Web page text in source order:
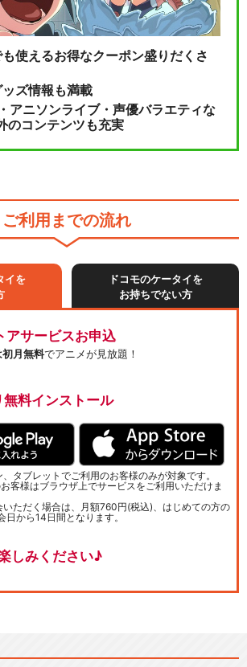
使えるお得なクーポン盛りだくさ
ズ情報も満載
アニソンライブ・声優バラエティな
のコンテンツも充実
ご利用までの流れ
イを
ドコモのケータイを
お持ちでない方
アサービスお申込
月無料でアニメが見放題！
無料インストール
タブレットでご利用のお客様のみが対象です。
客様はブラウザ上でサービスをご利用いただけま
いただく場合は、月額760円(税込)、はじめての方の
日から14日間となります。
しみください♪